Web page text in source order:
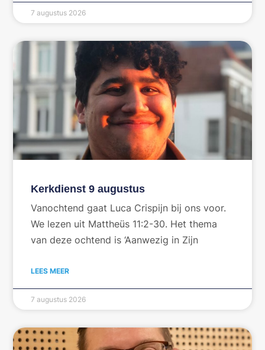
7 augustus 2026
Kerkdienst 9 augustus
Vanochtend gaat Luca Crispijn bij ons voor.
We lezen uit Mattheüs 11:2-30. Het thema
van deze ochtend is ‘Aanwezig in Zijn
LEES MEER
7 augustus 2026